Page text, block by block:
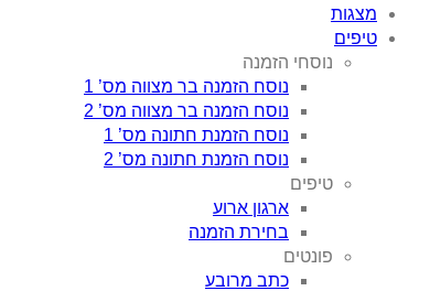
מצגות
טיפים
נוסחי הזמנה
נוסח הזמנה בר מצווה מס’ 1
נוסח הזמנה בר מצווה מס’ 2
נוסח הזמנת חתונה מס’ 1
נוסח הזמנת חתונה מס’ 2
טיפים
ארגון ארוע
בחירת הזמנה
פונטים
כתב מרובע